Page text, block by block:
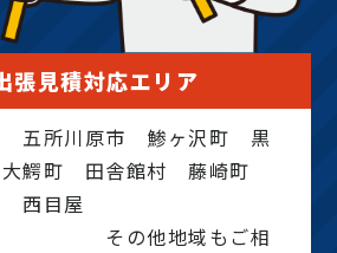
張見積対応エリア
五所川原市 鯵ヶ沢町 黒
鰐町 田舎館村 藤崎町
西目屋
地域もご相